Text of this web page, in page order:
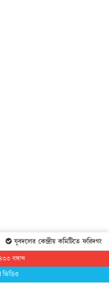
যুবদলের কেন্দ্রীয় কমিটিতে ফরিদগঞ্জের
বঙ্গাব্দ
ভিডিও